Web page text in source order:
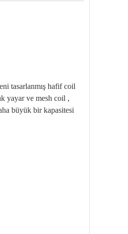
tasarlanmış hafif coil
yayar ve mesh coil ,
büyük bir kapasitesi